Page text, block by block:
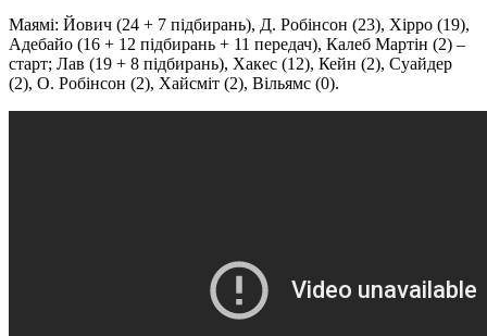
Маямі: Йович (24 + 7 підбирань), Д. Робінсон (23), Хірро (19),
Адебайо (16 + 12 підбирань + 11 передач), Калеб Мартін (2) –
старт; Лав (19 + 8 підбирань), Хакес (12), Кейн (2), Суайдер
(2), О. Робінсон (2), Хайсміт (2), Вільямс (0).